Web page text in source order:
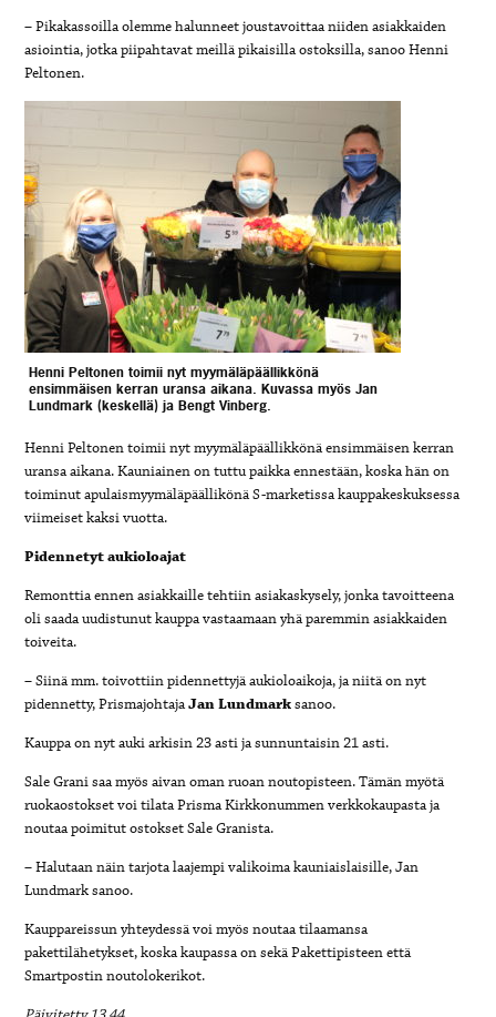
– Pikakassoilla olemme halunneet joustavoittaa niiden asiakkaiden
asiointia, jotka piipahtavat meillä pikaisilla ostoksilla, sanoo Henni
Peltonen.
Henni Peltonen toimii nyt myymäläpäällikkönä
ensimmäisen kerran uransa aikana. Kuvassa myös Jan
Lundmark (keskellä) ja Bengt Vinberg.
Henni Peltonen toimii nyt myymäläpäällikkönä ensimmäisen kerran
uransa aikana. Kauniainen on tuttu paikka ennestään, koska hän on
toiminut apulaismyymäläpäällikönä S-marketissa kauppakeskuksessa
viimeiset kaksi vuotta.
Pidennetyt aukioloajat
Remonttia ennen asiakkaille tehtiin asiakaskysely, jonka tavoitteena
oli saada uudistunut kauppa vastaamaan yhä paremmin asiakkaiden
toiveita.
– Siinä mm. toivottiin pidennettyjä aukioloaikoja, ja niitä on nyt
pidennetty, PrismajohtajaJan Lundmarksanoo.
Kauppa on nyt auki arkisin 23 asti ja sunnuntaisin 21 asti.
Sale Grani saa myös aivan oman ruoan noutopisteen. Tämän myötä
ruokaostokset voi tilata Prisma Kirkkonummen verkkokaupasta ja
noutaa poimitut ostokset Sale Granista.
– Halutaan näin tarjota laajempi valikoima kauniaislaisille, Jan
Lundmark sanoo.
Kauppareissun yhteydessä voi myös noutaa tilaamansa
pakettilähetykset, koska kaupassa on sekä Pakettipisteen että
Smartpostin noutolokerikot.